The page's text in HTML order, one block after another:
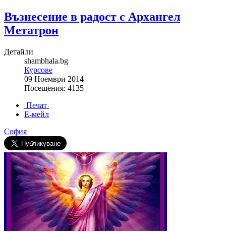
Възнесение в радост с Архангел
Метатрон
Детайли
shambhala.bg
Курсове
09 Ноември 2014
Посещения: 4135
Печат
Е-мейл
София